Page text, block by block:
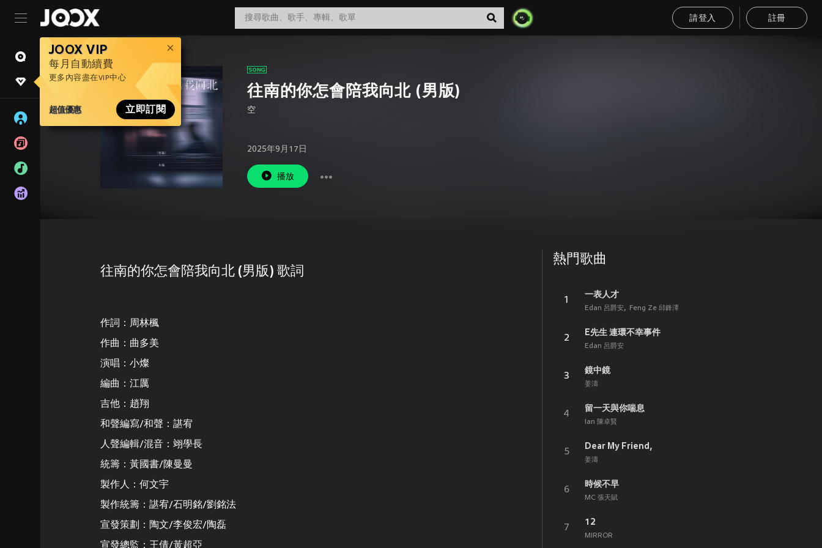
請登入 註冊
JOOX VIP
每月自動續費
更多內容盡在VIP中心
超值優惠 立即訂閱
往南的你怎會陪我向北 (男版)
空
2025年9月17日
播放
往南的你怎會陪我向北 (男版) 歌詞
作詞：周林楓
作曲：曲多美
演唱：小燦
編曲：江厲
吉他：趙翔
和聲編寫/和聲：諶宥
人聲編輯/混音：翊學長
統籌：黃國書/陳曼曼
製作人：何文宇
製作統籌：諶宥/石明銘/劉銘法
宣發策劃：陶文/李俊宏/陶磊
宣發總監：王倩/黃超亞
熱門歌曲
1
一表人才
Edan 呂爵安 Feng Ze 邱鋒澤
2
E先生 連環不幸事件
Edan 呂爵安
3
鏡中鏡
姜濤
4
留一天與你喘息
Ian 陳卓賢
5
Dear My Friend,
姜濤
6
時候不早
MC 張天賦
7
12
MIRROR